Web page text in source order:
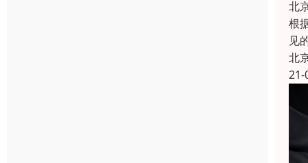
北
根
见
北
21-